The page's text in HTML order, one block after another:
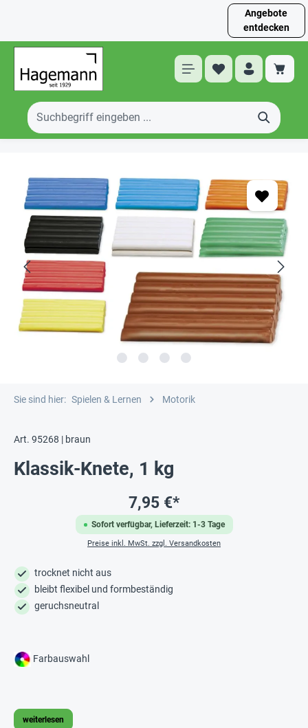
Angebote
entdecken
Sie sind hier: Spielen & Lernen Motorik
Art. 95268 | braun
Klassik-Knete, 1 kg
Sofort verfügbar, Lieferzeit: 1-3 Tage
7,95 €*
Preise inkl. MwSt. zzgl. Versandkosten
trocknet nicht aus
bleibt flexibel und formbeständig
geruchsneutral
Farbauswahl
weiterlesen